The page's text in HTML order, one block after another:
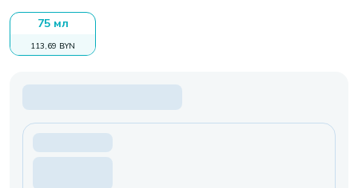
75 мл
113,69 BYN